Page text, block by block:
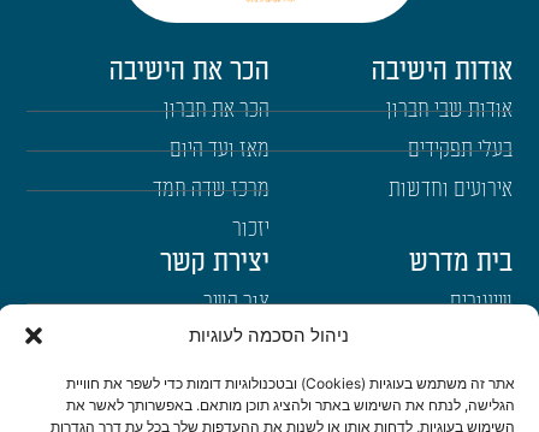
ניהול הסכמה לעוגיות
אתר זה משתמש בעוגיות (Cookies) ובטכנולוגיות דומות כדי לשפר את חוויית
הגלישה, לנתח את השימוש באתר ולהציג תוכן מותאם. באפשרותך לאשר את
השימוש בעוגיות, לדחות אותן או לשנות את ההעדפות שלך בכל עת דרך הגדרות
אודות הישיבה
אודות שבי חברון
בעלי תפקידים
אירועים וחדשות
הכר את הישיבה
הכר את חברון
מאז ועד היום
מרכז שדה חמד
יזכור
בית מדרש
שיעורים
ימי עיון
יצירת קשר
צור קשר
הרשמה לשבו"ש
היה שותף
דרכי הגעה